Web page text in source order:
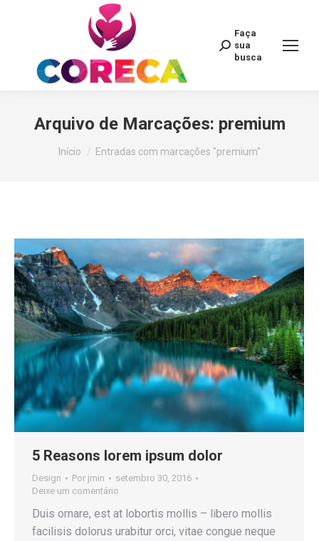
Search:
Faça
sua
busca
Arquivo de Marcações: premium
Você está aqui:
Início Entradas com marcações "premium"
5 Reasons lorem ipsum dolor
Design Por jrnin
setembro 30, 2016
Deixe um comentário
Duis ornare, est at lobortis mollis – libero mollis
facilisis dolorus urabitur orci, vitae congue neque